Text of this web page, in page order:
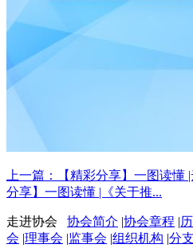
上一篇：【精彩分享】一图读懂
分享】一图读懂 |《关于推...
走进协会 协会简介 |协会章程 |
会 |理事会 |监事会 |组织机构 |分